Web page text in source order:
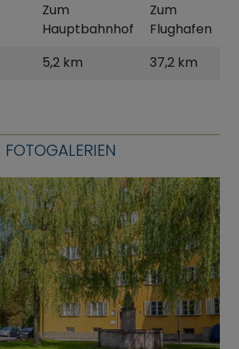
Zum
Hauptbahnhof
Zum
Flughafen
5,2 km 37,2 km
FOTOGALERIEN